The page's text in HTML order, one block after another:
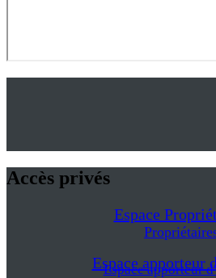
Accès privés
Espace
Espace apporteur
Espace apporteur